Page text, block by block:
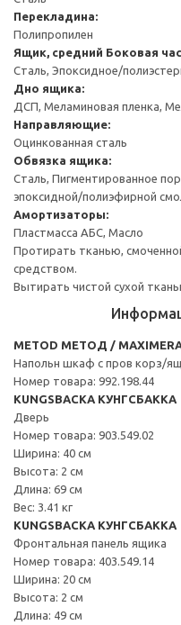
Перекладина:
Полипропилен
Ящик, средний Боковая
Сталь, Эпоксидное/
Дно ящика:
ДСП, Меламиновая пленка,
Направляющие:
Оцинкованная сталь
Обвязка ящика:
Сталь, Пигментированное
эпоксидной/полиэфирной
Амортизаторы:
Пластмасса АБС, Масло
Протирать тканью,
средством.
Вытирать чистой сухой
METOD МЕТОД /
Напольн шкаф с пров корз/
Номер товара: 992.198.44
KUNGSBACKA КУНГСБАККА
Дверь
Номер товара: 903.549.02
Ширина: 40 см
Высота: 2 см
Длина: 69 см
Вес: 3.41 кг
KUNGSBACKA КУНГСБАККА
Фронтальная панель ящика
Номер товара: 403.549.14
Ширина: 20 см
Высота: 2 см
Длина: 49 см